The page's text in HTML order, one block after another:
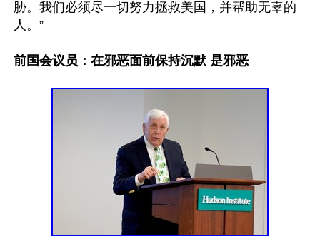
胁。我们必须尽一切努力拯救美国，并帮助无辜的
人。”
前国会议员：在邪恶面前保持沉默 是邪恶